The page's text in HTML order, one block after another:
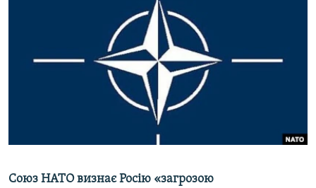
ВІДЕОУРОКИ «ELIFBE»
СВІДЧЕННЯ ОКУПАЦІЇ
УКРАЇНСЬКА ПРОБЛЕМА КРИМУ
ЯК ОБІЙТИ БЛОКУВАННЯ
Союз НАТО визнає Росію «загрозою